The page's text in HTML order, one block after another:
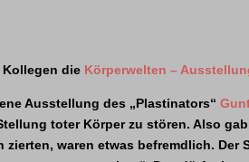
Kollegen die Körperwelten –
Ausstellung des „Plastinators“
toter Körper zu stören. Also
waren etwas befremdlich.